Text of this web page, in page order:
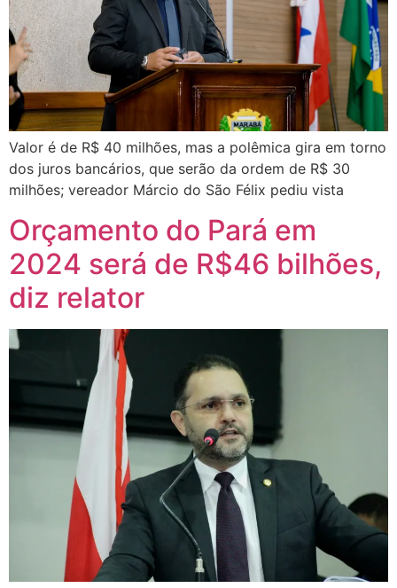
Valor é de R$ 40 milhões, mas a polêmica gira em torno
dos juros bancários, que serão da ordem de R$ 30
milhões; vereador Márcio do São Félix pediu vista
Orçamento do Pará em
2024 será de R$46 bilhões,
diz relator